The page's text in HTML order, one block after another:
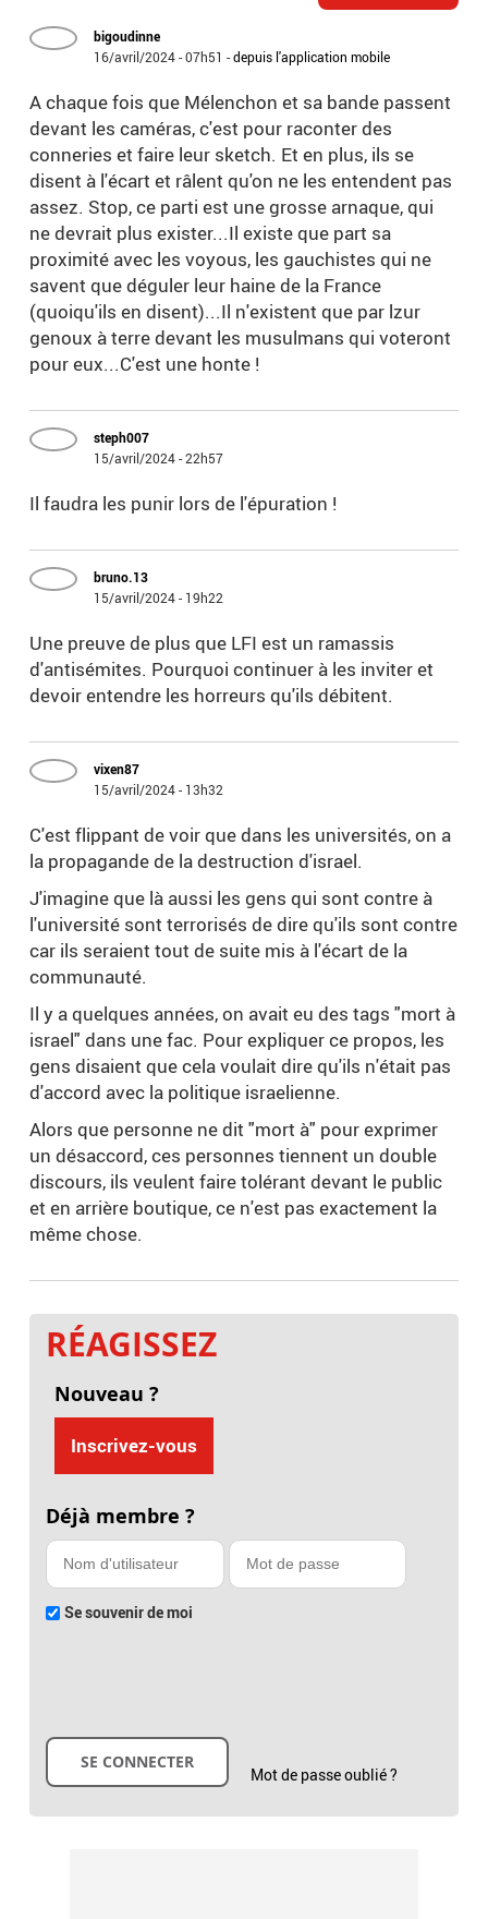
bigoudinne
16/avril/2024 - 07h51 -depuis l'application mobile
A chaque fois que Mélenchon et sa bande passent
devant les caméras, c'est pour raconter des
conneries et faire leur sketch. Et en plus, ils se
disent à l'écart et râlent qu'on ne les entendent pas
assez. Stop, ce parti est une grosse arnaque, qui
ne devrait plus exister...Il existe que part sa
proximité avec les voyous, les gauchistes qui ne
savent que déguler leur haine de la France
(quoiqu'ils en disent)...Il n'existent que par lzur
genoux à terre devant les musulmans qui voteront
pour eux...C'est une honte !
steph007
15/avril/2024 - 22h57
Il faudra les punir lors de l'épuration !
bruno.13
15/avril/2024 - 19h22
Une preuve de plus que LFI est un ramassis
d'antisémites. Pourquoi continuer à les inviter et
devoir entendre les horreurs qu'ils débitent.
vixen87
15/avril/2024 - 13h32
C'est flippant de voir que dans les universités, on a
la propagande de la destruction d'israel.
J'imagine que là aussi les gens qui sont contre à
l'université sont terrorisés de dire qu'ils sont contre
car ils seraient tout de suite mis à l'écart de la
communauté.
Il y a quelques années, on avait eu des tags "mort à
israel" dans une fac. Pour expliquer ce propos, les
gens disaient que cela voulait dire qu'ils n'était pas
d'accord avec la politique israelienne.
Alors que personne ne dit "mort à" pour exprimer
un désaccord, ces personnes tiennent un double
discours, ils veulent faire tolérant devant le public
et en arrière boutique, ce n'est pas exactement la
même chose.
RÉAGISSEZ
Nouveau ?
Inscrivez-vous
Déjà membre ?
Se souvenir de moi
Mot de passe oublié ?